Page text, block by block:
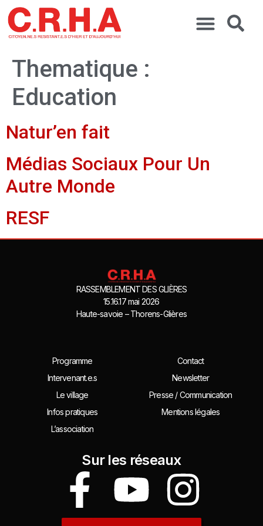
Thematique :
Education
Natur’en fait
Médias Sociaux Pour Un
Autre Monde
RESF
RASSEMBLEMENT DES GLIÈRES
15.16.17 mai 2026
Haute-savoie – Thorens-Glières
Programme
Intervenant.e.s
Le village
Infos pratiques
L’association
Contact
Newsletter
Presse / Communication
Mentions légales
Sur les réseaux